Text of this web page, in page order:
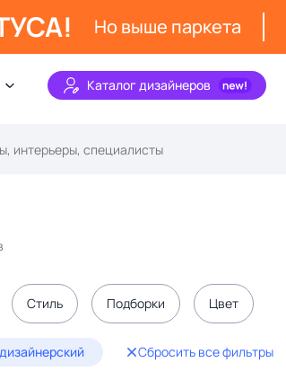
Но выше паркета
Каталог дизайнеров
Стиль Подборки Цвет
Сбросить все фильтры